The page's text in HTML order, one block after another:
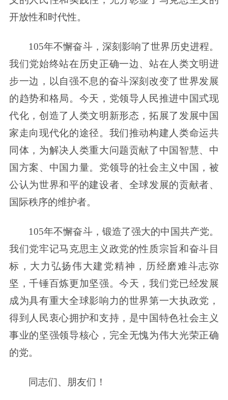
开放性和时代性。
105年不懈奋斗，深刻影响了世界历史进程。
我们党始终站在历史正确一边、站在人类文明进
步一边，以自强不息的奋斗深刻改变了世界发展
的趋势和格局。今天，党领导人民推进中国式现
代化，创造了人类文明新形态，拓展了发展中国
家走向现代化的途径。我们推动构建人类命运共
同体，为解决人类重大问题贡献了中国智慧、中
国方案、中国力量。党领导的社会主义中国，被
公认为世界和平的建设者、全球发展的贡献者、
国际秩序的维护者。
105年不懈奋斗，锻造了强大的中国共产党。
我们党牢记马克思主义政党的性质宗旨和奋斗目
标，大力弘扬伟大建党精神，历经磨难斗志弥
坚，千锤百炼更加坚强。今天，我们党已经发展
成为具有重大全球影响力的世界第一大执政党，
得到人民衷心拥护和支持，是中国特色社会主义
事业的坚强领导核心，完全无愧为伟大光荣正确
的党。
同志们、朋友们！